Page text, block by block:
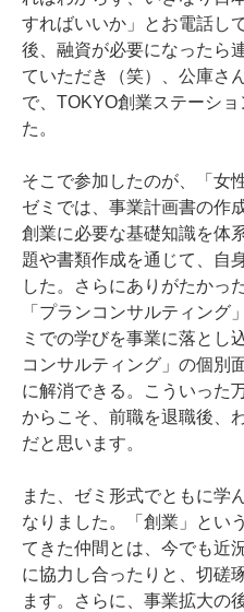
すればいいか」とお電話し
後、融資が必要になったら
ていただき（笑）、公庫さ
で、TOKYO創業ステーシ
た。
そこで参加したのが、「女
ゼミでは、事業計画書の作
創業に必要な基礎知識を体
題や書類作成を通じて、自
した。さらにありがたかっ
「プランコンサルティング
ミでの学びを事業に落とし
コンサルティング」の個別
に解消できる。こういった
からこそ、前職を退職後、
だと思います。
また、ゼミ形式でともに学
なりました。「創業」とい
てきた仲間とは、今でも近
に協力し合ったりと、切磋
ます。さらに、事業拡大の